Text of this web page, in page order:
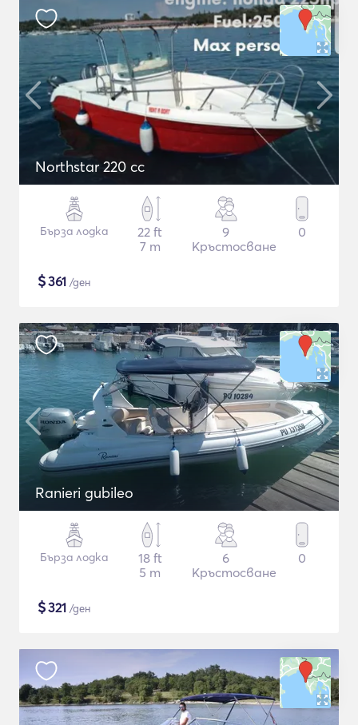
Northstar 220 cc
Бърза лодка
22 ft
7 m
9
Кръстосване
0
$361 /ден
Ranieri gubileo
Бърза лодка
18 ft
5 m
6
Кръстосване
0
$321 /ден